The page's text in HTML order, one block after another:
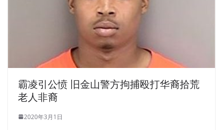
霸凌引公愤 旧金山警方拘捕殴打华裔拾荒
老人非裔
2020年3月1日